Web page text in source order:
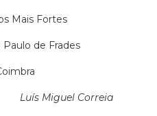
Mais Fortes
Paulo de Frades
Luís Miguel Correia